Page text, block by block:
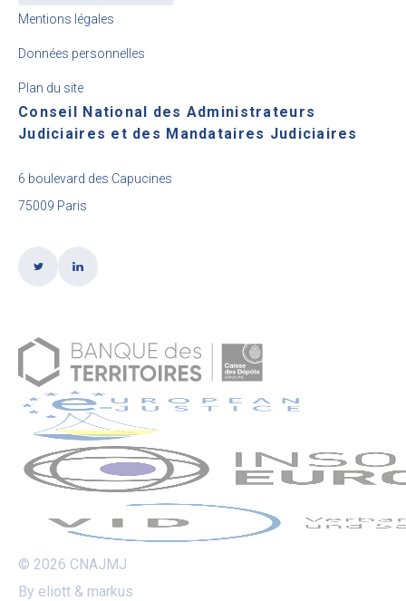
Mentions légales
Données personnelles
Plan du site
Conseil National des Administrateurs
Judiciaires et des Mandataires Judiciaires
6 boulevard des Capucines
75009 Paris
© 2026 CNAJMJ
By eliott & markus